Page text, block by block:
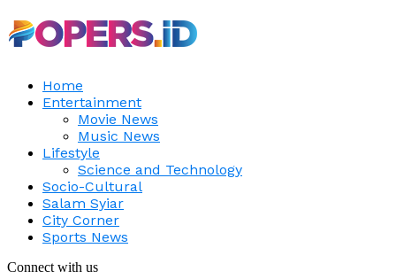
Home
Entertainment
Movie News
Music News
Lifestyle
Science and Technology
Socio-Cultural
Salam Syiar
City Corner
Sports News
Connect with us